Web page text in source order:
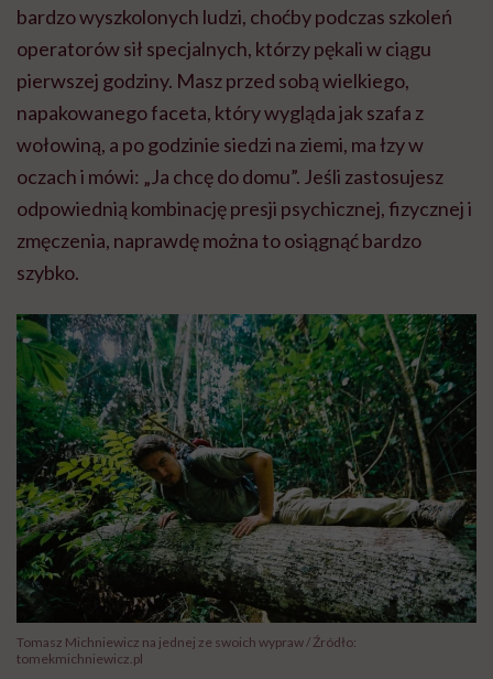
bardzo wyszkolonych ludzi, choćby podczas szkoleń
operatorów sił specjalnych, którzy pękali w ciągu
pierwszej godziny. Masz przed sobą wielkiego,
napakowanego faceta, który wygląda jak szafa z
wołowiną, a po godzinie siedzi na ziemi, ma łzy w
oczach i mówi: „Ja chcę do domu”. Jeśli zastosujesz
odpowiednią kombinację presji psychicznej, fizycznej i
zmęczenia, naprawdę można to osiągnąć bardzo
szybko.
Tomasz Michniewicz na jednej ze swoich wypraw / Źródło:
tomekmichniewicz.pl